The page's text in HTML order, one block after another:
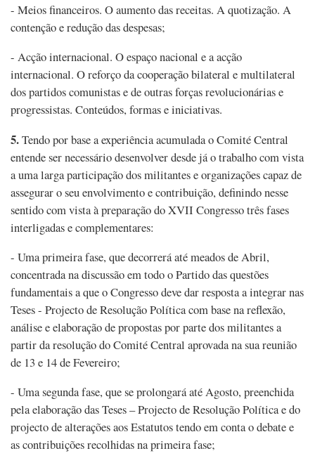
- Meios financeiros. O aumento das receitas. A quotização. A
contenção e redução das despesas;
- Acção internacional. O espaço nacional e a acção
internacional. O reforço da cooperação bilateral e multilateral
dos partidos comunistas e de outras forças revolucionárias e
progressistas. Conteúdos, formas e iniciativas.
5.Tendo por base a experiência acumulada o Comité Central
entende ser necessário desenvolver desde já o trabalho com vista
a uma larga participação dos militantes e organizações capaz de
assegurar o seu envolvimento e contribuição, definindo nesse
sentido com vista à preparação do XVII Congresso três fases
interligadas e complementares:
- Uma primeira fase, que decorrerá até meados de Abril,
concentrada na discussão em todo o Partido das questões
fundamentais a que o Congresso deve dar resposta a integrar nas
Teses - Projecto de Resolução Política com base na reflexão,
análise e elaboração de propostas por parte dos militantes a
partir da resolução do Comité Central aprovada na sua reunião
de 13 e 14 de Fevereiro;
- Uma segunda fase, que se prolongará até Agosto, preenchida
pela elaboração das Teses – Projecto de Resolução Política e do
projecto de alterações aos Estatutos tendo em conta o debate e
as contribuições recolhidas na primeira fase;